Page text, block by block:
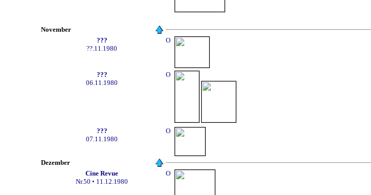
November
???
??.11.1980
O
???
06.11.1980
O
???
07.11.1980
O
Dezember
Cine Revue
Nr.50 • 11.12.1980
O